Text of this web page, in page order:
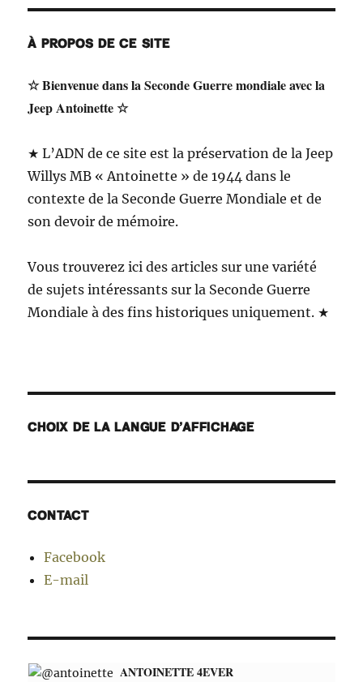
À PROPOS DE CE SITE
☆ Bienvenue dans la Seconde Guerre mondiale avec la
Jeep Antoinette ☆
★ L’ADN de ce site est la préservation de la Jeep
Willys MB « Antoinette » de 1944 dans le
contexte de la Seconde Guerre Mondiale et de
son devoir de mémoire.
Vous trouverez ici des articles sur une variété
de sujets intéressants sur la Seconde Guerre
Mondiale à des fins historiques uniquement. ★
CHOIX DE LA LANGUE D’AFFICHAGE
CONTACT
Facebook
E-mail
ANTOINETTE 4EVER